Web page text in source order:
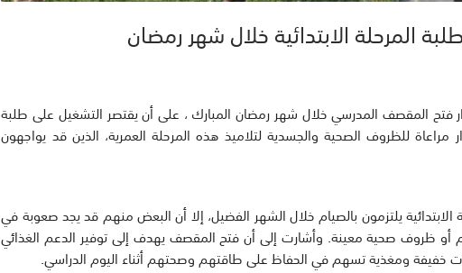
المرحلة الابتدائية خلال شهر رمضان
فتح المقصف المدرسي خلال شهر رمضان المبارك ، على أن يقتصر التشغيل على طلبة
مراعاة للظروف الصحية والجسدية لتلاميذ هذه المرحلة العمرية، الذين قد يواجهون
يلتزمون بالصيام خلال الشهر الفضيل، إلا أن البعض منهم قد يجد صعوبة في
ظروف صحية معينة. وأشارت إلى أن فتح المقصف يهدف إلى توفير الدعم الغذائي
خفيفة ومغذية تسهم في الحفاظ على طاقتهم وصحتهم أثناء اليوم الدراسي.